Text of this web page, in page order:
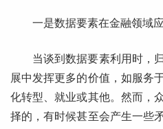
一是数据要素在金融领域
当谈到数据要素利用时，
展中发挥更多的价值，如服务
化转型、就业或其他。然而，
择的，有时候甚至会产生一些